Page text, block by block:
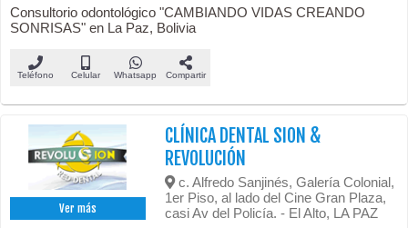
Consultorio odontológico "CAMBIANDO VIDAS CREANDO
SONRISAS" en La Paz, Bolivia
Teléfono Celular Whatsapp Compartir
Ver más
CLÍNICA DENTAL SION &
REVOLUCIÓN
c. Alfredo Sanjinés, Galería Colonial,
1er Piso, al lado del Cine Gran Plaza,
casi Av del Policía. - El Alto, LA PAZ